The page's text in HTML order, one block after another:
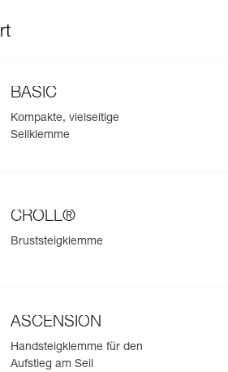
BASIC
Kompakte, vielseitige
Seilklemme
CROLL®
Bruststeigklemme
ASCENSION
Handsteigklemme für den
Aufstieg am Seil